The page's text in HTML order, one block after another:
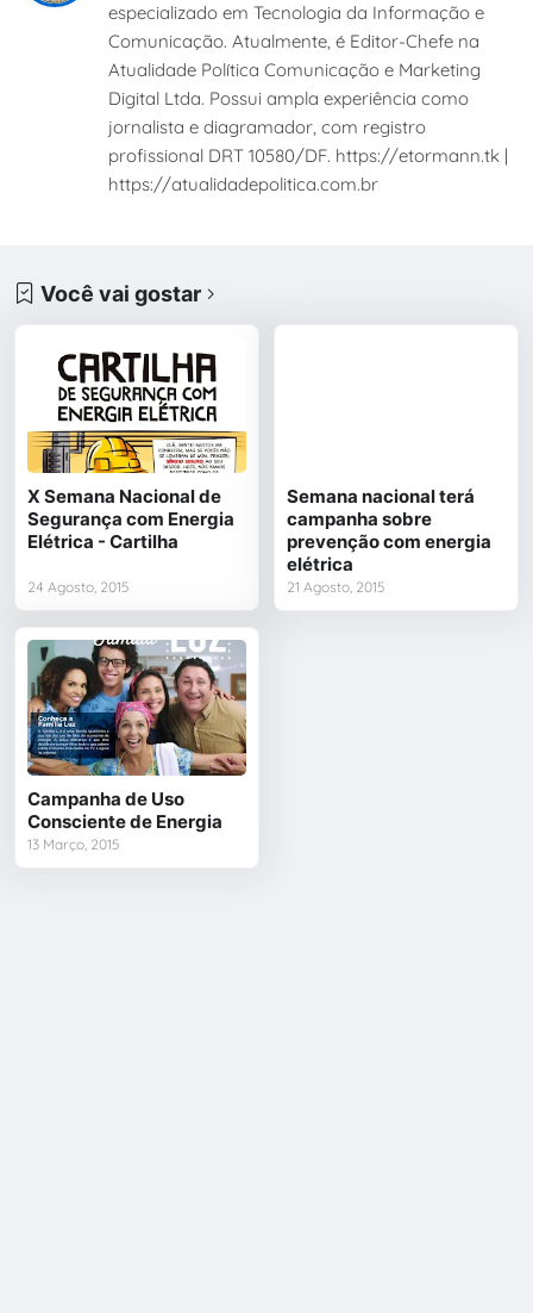
especializado em Tecnologia da Informação e
Comunicação. Atualmente, é Editor-Chefe na
Atualidade Política Comunicação e Marketing
Digital Ltda. Possui ampla experiência como
jornalista e diagramador, com registro
profissional DRT 10580/DF. https://etormann.tk |
https://atualidadepolitica.com.br
Você vai gostar
X Semana Nacional de
Segurança com Energia
Elétrica - Cartilha
24 Agosto, 2015
Semana nacional terá
campanha sobre
prevenção com energia
elétrica
21 Agosto, 2015
Campanha de Uso
Consciente de Energia
13 Março, 2015